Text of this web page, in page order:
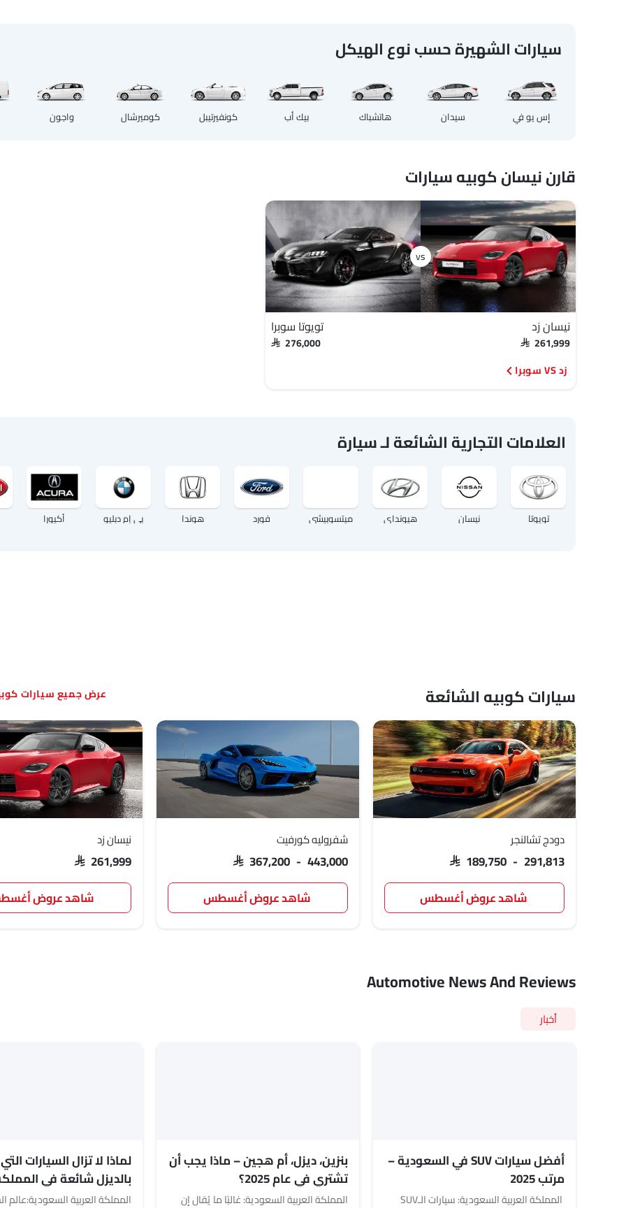
سيارات الشهيرة حسب نوع الهيكل
إس يو في سيدان هاتشباك بيك أب كونفيرتيبل كوميرشال واجون
قارن نيسان كوبيه سيارات
نيسان زد
SAR 261,999
تويوتا سوبرا
SAR 276,000
زد VS سوبرا
العلامات التجارية الشائعة لـ سيارة
تويوتا نيسان هيونداي ميتسوبيشي فورد هوندا بي إم دبليو أكيورا
سيارات كوبيه الشائعة
دودج تشالنجر
SAR 189,750 - 291,813
شاهد عروض أغسطس
شفروليه كورفيت
SAR 367,200 - 443,000
شاهد عروض أغسطس
نيسان زد
SAR 261,999
شاهد عروض
سيارات
Automotive News And Reviews
أخبار
أفضل سيارات SUV في السعودية –
مرتب 2025
المملكة العربية السعودية: سيارات الـSUV
بنزين، ديزل، أم هجين – ماذا يجب أن
تشتري في عام 2025؟
المملكة العربية السعودية: غالبًا ما يُقال إن
لماذا لا تزال السيارات
بالديزل شائعة في
السعودية في عام 2025؟
المملكة العربية السعودية:عالم